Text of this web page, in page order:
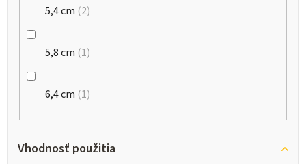
5,4 cm 2
5,8 cm 1
6,4 cm 1
Vhodnosť použitia